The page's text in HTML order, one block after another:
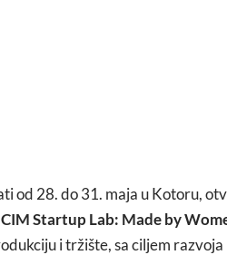
od 28. do 31. maja u Kotoru,
CIM Startup Lab: Made by
i tržište, sa ciljem razvoja